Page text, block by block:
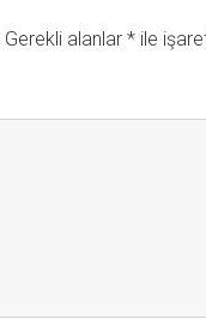
Gerekli alanlar *ile